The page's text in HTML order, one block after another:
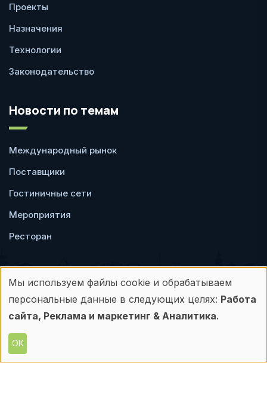
Проекты
Назначения
Технологии
Законодательство
Новости по темам
Международный рынок
Поставщики
Гостиничные сети
Мероприятия
Ресторан
Пользовательское
соглашение
Политика
конфиденциальности
Любое использование материалов с данного
Использование
персональных
данных
и
Мы используем файлы cookie и обрабатываем
персональные данные в следующих целях: Работа
сайта, Реклама и маркетинг & Аналитика.
ОК